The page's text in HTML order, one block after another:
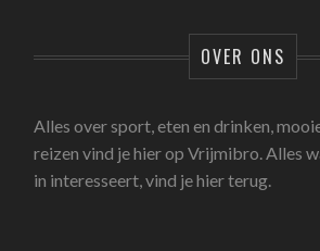
OVER ONS
Alles over sport, eten en drinken,
reizen vind je hier op Vrijmibro. Alles
in interesseert, vind je hier terug.